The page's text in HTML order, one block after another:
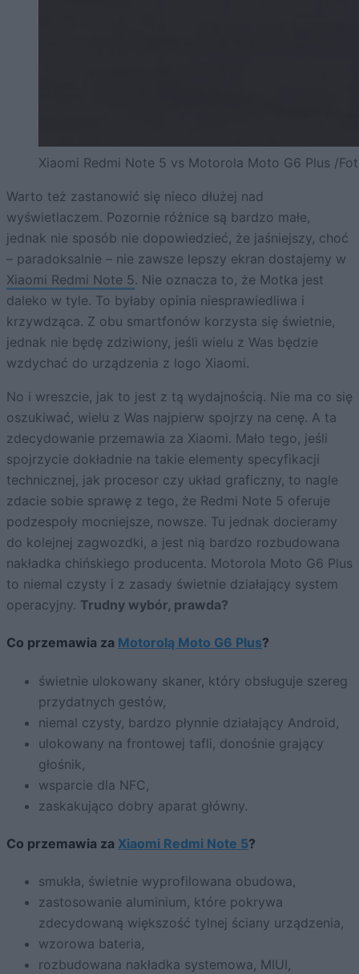
Xiaomi Redmi Note 5 vs Motorola Moto G6 Plus /
Warto też zastanowić się nieco dłużej nad
wyświetlaczem. Pozornie różnice są bardzo małe,
jednak nie sposób nie dopowiedzieć, że jaśniejszy, choć
– paradoksalnie – nie zawsze lepszy ekran dostajemy w
Xiaomi Redmi Note 5. Nie oznacza to, że Motka jest
daleko w tyle. To byłaby opinia niesprawiedliwa i
krzywdząca. Z obu smartfonów korzysta się świetnie,
jednak nie będę zdziwiony, jeśli wielu z Was będzie
wzdychać do urządzenia z logo Xiaomi.
No i wreszcie, jak to jest z tą wydajnością. Nie ma co się
oszukiwać, wielu z Was najpierw spojrzy na cenę. A ta
zdecydowanie przemawia za Xiaomi. Mało tego, jeśli
spojrzycie dokładnie na takie elementy specyfikacji
technicznej, jak procesor czy układ graficzny, to nagle
zdacie sobie sprawę z tego, że Redmi Note 5 oferuje
podzespoły mocniejsze, nowsze. Tu jednak docieramy
do kolejnej zagwozdki, a jest nią bardzo rozbudowana
nakładka chińskiego producenta. Motorola Moto G6 Plus
to niemal czysty i z zasady świetnie działający system
operacyjny. Trudny wybór, prawda?
Co przemawia za Motorolą Moto G6 Plus?
świetnie ulokowany skaner, który obsługuje szereg
przydatnych gestów,
niemal czysty, bardzo płynnie działający Android,
ulokowany na frontowej tafli, donośnie grający
głośnik,
wsparcie dla NFC,
zaskakująco dobry aparat główny.
Co przemawia za Xiaomi Redmi Note 5?
smukła, świetnie wyprofilowana obudowa,
zastosowanie aluminium, które pokrywa
zdecydowaną większość tylnej ściany urządzenia,
wzorowa bateria,
rozbudowana nakładka systemowa, MIUI,